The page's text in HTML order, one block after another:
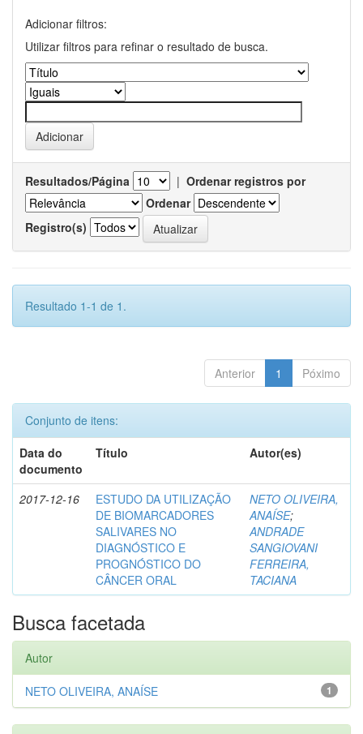
Adicionar filtros:
Utilizar filtros para refinar o resultado de busca.
Resultados/Página | Ordenar registros por
Ordenar
Registro(s)
Resultado 1-1 de 1.
Anterior 1 Póximo
Conjunto de itens:
Data do
documento
Título Autor(es)
2017-12-16
ESTUDO DA UTILIZAÇÃO
DE BIOMARCADORES
SALIVARES NO
DIAGNÓSTICO E
PROGNÓSTICO DO
CÂNCER ORAL
NETO OLIVEIRA,
ANAÍSE;
ANDRADE
SANGIOVANI
FERREIRA,
TACIANA
Busca facetada
Autor
1
NETO OLIVEIRA, ANAÍSE